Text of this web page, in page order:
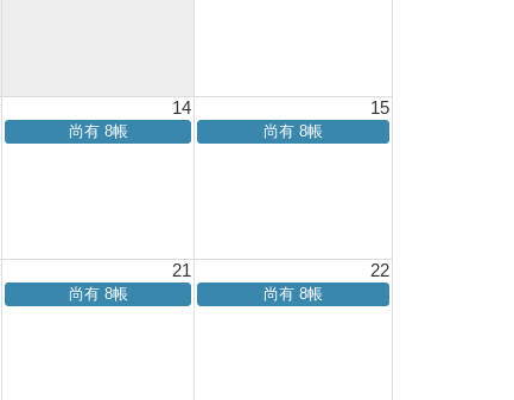
尚有 8帳 尚有 8帳
尚有 8帳 尚有 8帳
14 15
21 22